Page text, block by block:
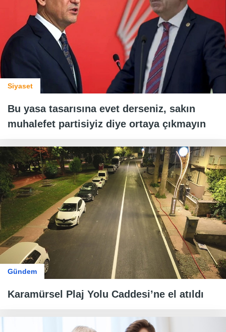
Siyaset
Bu yasa tasarısına evet derseniz, sakın
muhalefet partisiyiz diye ortaya çıkmayın
Gündem
Karamürsel Plaj Yolu Caddesi’ne el atıldı